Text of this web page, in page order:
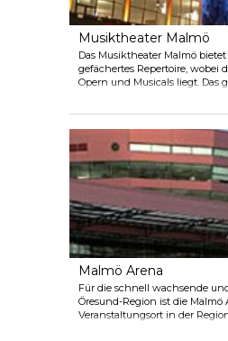
Musiktheater Malmö
Das Musiktheater Malmö
gefächertes Repertoire, wobei
Opern und Musicals liegt. Das
präsentiert
hinaus engagiert sich das
neu komponierte
und ist stets bemüht, neue
Bereich zu fördern und zu
Malmö Arena
Für die schnell wachsende
Öresund-Region ist die Malmö
Veranstaltungsort in der
von Weltklasse, Konzerte,